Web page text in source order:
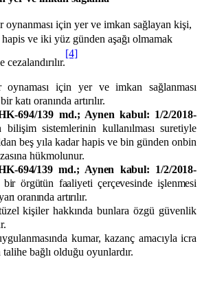
oynanması için yer ve imkan sağlayan kişi,
ve iki yüz günden aşağı olmamak
cezalandırılır.
[4]
oynaması için yer ve imkan sağlanması
katı oranında artırılır.
694/139 md.; Aynen kabul: 1/2/2018-
bilişim sistemlerinin kullanılması suretiyle
beş yıla kadar hapis ve bin günden onbin
hükmolunur.
694/139 md.; Aynen kabul: 1/2/2018-
bir örgütün faaliyeti çerçevesinde işlenmesi
oranında artırılır.
kişiler hakkında bunlara özgü güvenlik
kumar, kazanç amacıyla icra
bağlı olduğu oyunlardır.